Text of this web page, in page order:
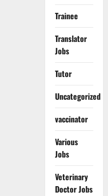
Trainee
Translator
Jobs
Tutor
Uncategorized
vaccinator
Various
Jobs
Veterinary
Doctor Jobs